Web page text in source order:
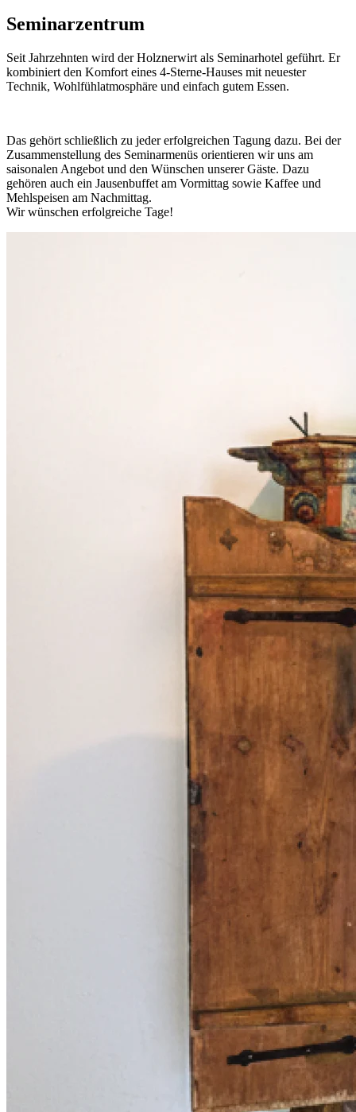
Seminarzentrum
Seit Jahrzehnten wird der Holznerwirt als Seminarhotel geführt. Er
kombiniert den Komfort eines 4-Sterne-Hauses mit neuester
Technik, Wohlfühlatmosphäre und einfach gutem Essen.
Das gehört schließlich zu jeder erfolgreichen Tagung dazu. Bei der
Zusammenstellung des Seminarmenüs orientieren wir uns am
saisonalen Angebot und den Wünschen unserer Gäste. Dazu
gehören auch ein Jausenbuffet am Vormittag sowie Kaffee und
Mehlspeisen am Nachmittag.
Wir wünschen erfolgreiche Tage!